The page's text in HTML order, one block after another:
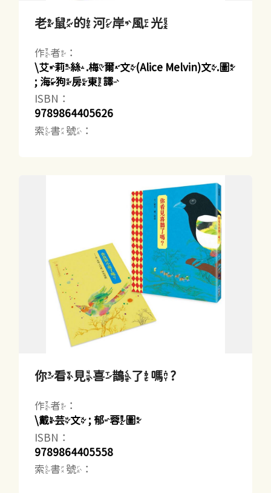
老鼠的河岸風光
作者：
\艾莉絲.梅爾文(Alice Melvin)文.圖
; 海狗房東譯
ISBN：
9789864405626
索書號：
你看見喜鵲了嗎?
作者：
\戴芸文 ; 郁蓉圖
ISBN：
9789864405558
索書號：